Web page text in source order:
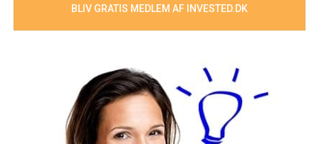
BLIV GRATIS MEDLEM AF INVESTED.DK